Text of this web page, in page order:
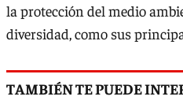
la protección del medio
diversidad, como sus
TAMBIÉN TE PUEDE